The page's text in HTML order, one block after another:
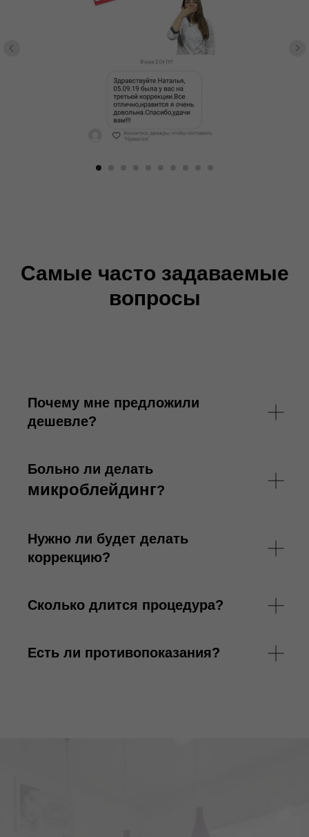
Самые часто задаваемые
вопросы
Почему мне предложили
дешевле?
Больно ли делать
микроблейдинг?
Нужно ли будет делать
коррекцию?
Сколько длится процедура?
Есть ли противопоказания?